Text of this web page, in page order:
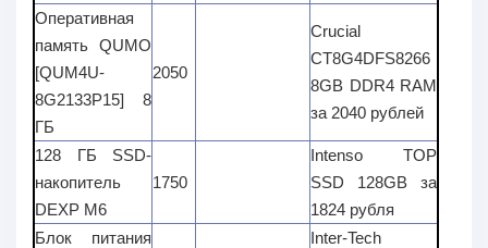
Оперативная
память QUMO
[QUM4U-
8G2133P15] 8
ГБ
2050
Crucial
CT8G4DFS8266
8GB DDR4 RAM
за 2040 рублей
128 ГБ SSD-
накопитель
DEXP M6
1750
Intenso TOP
SSD 128GB за
1824 рубля
Блок питания
Inter-Tech